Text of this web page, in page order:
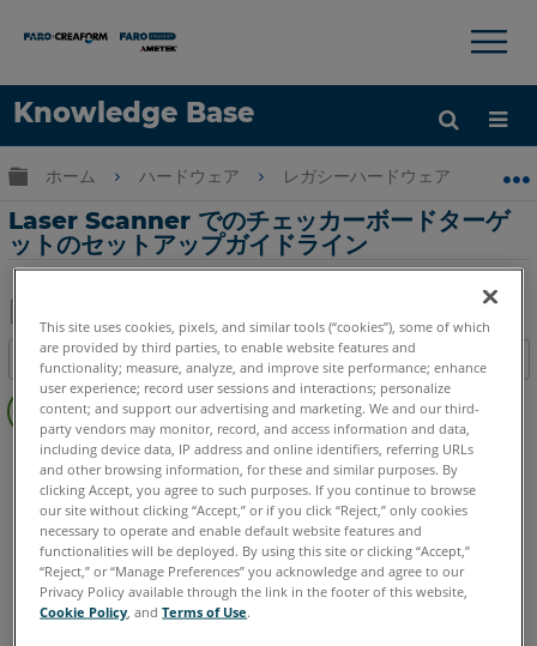
Knowledge Base
言語
×
グローバル階層を展開/折りたたむ
ホーム ハードウェア レガシーハードウェア
Laser Scanner でのチェッカーボードターゲ
ットのセットアップガイドライン
PDF
と
し
て
目次
ッ
ー
3Dレーザースキャナ Photon
イタリア語 コリアン スペイン語 ドイツ語 フランス語
ポルトガル語 中国語 日本語 英語
This site uses cookies, pixels, and similar tools (“cookies”), some of which
are provided by third parties, to enable website features and
functionality; measure, analyze, and improve site performance; enhance
user experience; record user sessions and interactions; personalize
content; and support our advertising and marketing. We and our third-
party vendors may monitor, record, and access information and data,
including device data, IP address and online identifiers, referring URLs
and other browsing information, for these and similar purposes. By
clicking Accept, you agree to such purposes. If you continue to browse
our site without clicking “Accept,” or if you click “Reject,” only cookies
necessary to operate and enable default website features and
functionalities will be deployed. By using this site or clicking “Accept,”
“Reject,” or “Manage Preferences” you acknowledge and agree to our
Privacy Policy available through the link in the footer of this website,
Cookie Policy , andTerms of Use.